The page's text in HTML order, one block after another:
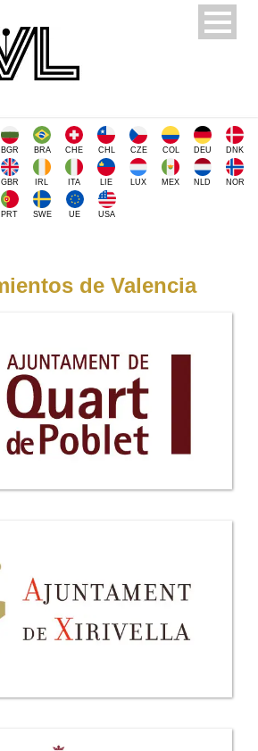
BGR BRA CHE CHL CZE COL DEU DNK
GBR IRL ITA LIE LUX MEX NLD NOR
PRT SWE UE USA
de Valencia